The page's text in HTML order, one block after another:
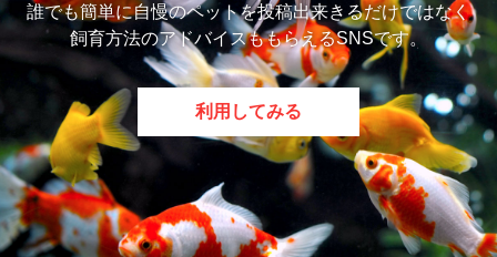
誰でも簡単に自慢のペットを投稿出来きるだけではなく
飼育方法のアドバイスももらえるSNSです。
利用してみる